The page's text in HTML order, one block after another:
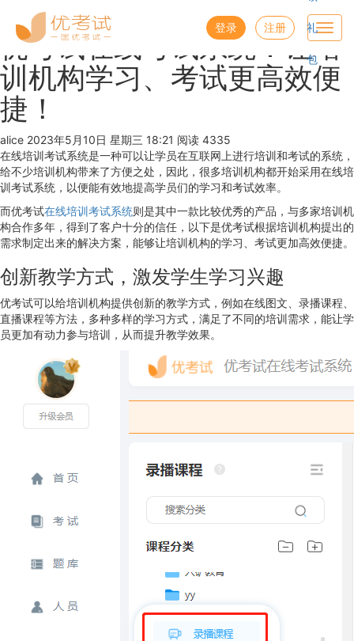
登录 注册 礼
包
优考试在线考试系统：让培
训机构学习、考试更高效便
捷！
alice 2023年5月10日 星期三 18:21 阅读 4335
在线培训考试系统是一种可以让学员在互联网上进行培训和考试的系统，
给不少培训机构带来了方便之处，因此，很多培训机构都开始采用在线培
训考试系统，以便能有效地提高学员们的学习和考试效率。
而优考试在线培训考试系统则是其中一款比较优秀的产品，与多家培训机
构合作多年，得到了客户十分的信任，以下是优考试根据培训机构提出的
需求制定出来的解决方案，能够让培训机构的学习、考试更加高效便捷。
创新教学方式，激发学生学习兴趣
优考试可以给培训机构提供创新的教学方式，例如在线图文、录播课程、
直播课程等方法，多种多样的学习方式，满足了不同的培训需求，能让学
员更加有动力参与培训，从而提升教学效果。